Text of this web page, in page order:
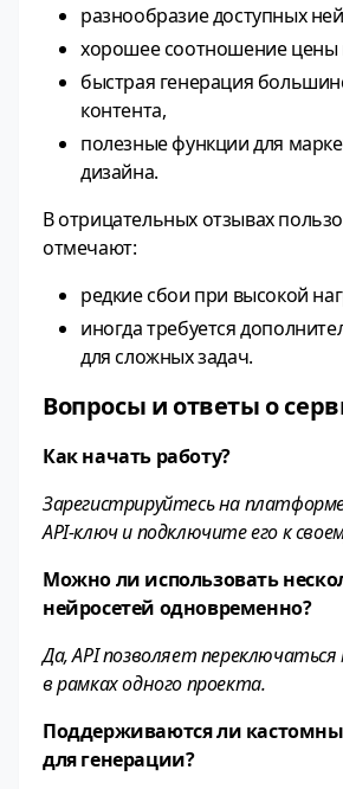
разнообразие доступных
хорошее соотношение цены
быстрая генерация
контента,
полезные функции для
дизайна.
В отрицательных отзывах
отмечают:
редкие сбои при высокой
иногда требуется
для сложных задач.
Вопросы и ответы о
Как начать работу?
Зарегистрируйтесь на
API‑ключ и подключите его к
Можно ли использовать
нейросетей одновременно?
Да, API позволяет
в рамках одного проекта.
Поддерживаются ли
для генерации?